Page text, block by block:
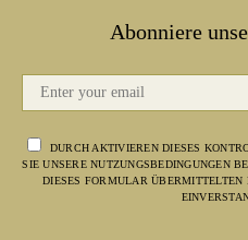
Abonniere
DURCH AKTIVIEREN DIESES
SIE UNSERE NUTZUNGSBEDINGUNGEN
DIESES FORMULAR